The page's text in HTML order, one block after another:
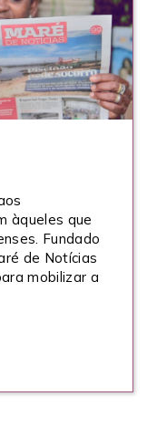
àqueles que
Fundado
de Notícias
mobilizar a